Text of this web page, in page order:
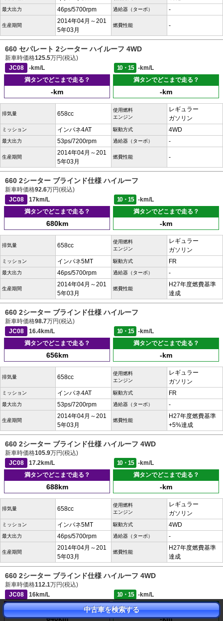
最大出力 46ps/5700rpm 過給器（ターボ） -
生産期間
2014年04月～201
5年03月
燃費性能 -
660 セパレート 2シーター ハイルーフ 4WD
新車時価格125.5万円(税込)
JC08
-km/L 10・15
-km/L
満タンでどこまで走る？
-km
満タンでどこまで走る？
-km
排気量 658cc
使用燃料
エンジン
レギュラー
ガソリン
ミッション インパネ4AT 駆動方式 4WD
最大出力 53ps/7200rpm 過給器（ターボ） -
生産期間
2014年04月～201
5年03月
燃費性能 -
660 2シーター ブラインド仕様 ハイルーフ
新車時価格92.6万円(税込)
JC08
17km/L 10・15
-km/L
満タンでどこまで走る？
680km
満タンでどこまで走る？
-km
排気量 658cc
使用燃料
エンジン
レギュラー
ガソリン
ミッション インパネ5MT 駆動方式 FR
最大出力 46ps/5700rpm 過給器（ターボ） -
生産期間
2014年04月～201
5年03月
燃費性能
H27年度燃費基準
達成
660 2シーター ブラインド仕様 ハイルーフ
新車時価格98.7万円(税込)
JC08
16.4km/L 10・15
-km/L
満タンでどこまで走る？
656km
満タンでどこまで走る？
-km
排気量 658cc
使用燃料
エンジン
レギュラー
ガソリン
ミッション インパネ4AT 駆動方式 FR
最大出力 53ps/7200rpm 過給器（ターボ） -
生産期間
2014年04月～201
5年03月
燃費性能
H27年度燃費基準
+5%達成
660 2シーター ブラインド仕様 ハイルーフ 4WD
新車時価格105.9万円(税込)
JC08
17.2km/L 10・15
-km/L
満タンでどこまで走る？
688km
満タンでどこまで走る？
-km
排気量 658cc
使用燃料
エンジン
レギュラー
ガソリン
ミッション インパネ5MT 駆動方式 4WD
最大出力 46ps/5700rpm 過給器（ターボ） -
生産期間
2014年04月～201
5年03月
燃費性能
H27年度燃費基準
達成
660 2シーター ブラインド仕様 ハイルーフ 4WD
新車時価格112.1万円(税込)
JC08
16km/L 10・15
-km/L
満タンでどこまで走る？
640km
満タンでどこまで走る？
-km
中古車を検索する